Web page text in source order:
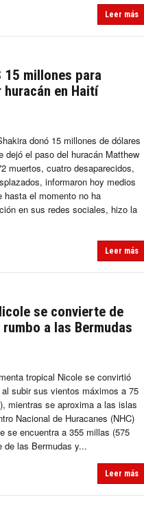
Leer más
15 millones para
en Haití
donó 15 millones de dólares
dejó el paso del huracán Matthew
muertos, cuatro desaparecidos,
informaron hoy medios
hasta el momento no ha
en sus redes sociales, hizo la
Leer más
se convierte de
a las Bermudas
tropical Nicole se convirtió
subir sus vientos máximos a 75
mientras se aproxima a las islas
Nacional de Huracanes (NHC)
se encuentra a 355 millas (575
de las Bermudas y...
Leer más